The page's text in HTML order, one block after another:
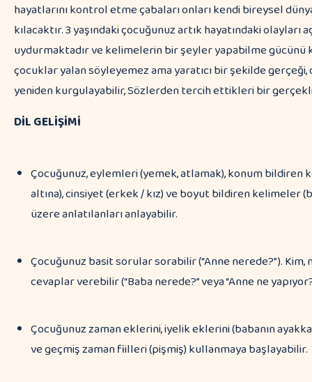
hayatlarını kontrol etme çabaları onları kendi bireysel
kılacaktır. 3 yaşındaki çocuğunuz artık hayatındaki
uydurmaktadır ve kelimelerin bir şeyler yapabilme gücünü
çocuklar yalan söyleyemez ama yaratıcı bir şekilde gerçeği,
yeniden kurgulayabilir, Sözlerden tercih ettikleri bir
DİL GELİŞİMİ
Çocuğunuz, eylemleri (yemek, atlamak), konum bildiren
altına), cinsiyet (erkek / kız) ve boyut bildiren kelimeler
üzere anlatılanları anlayabilir.
Çocuğunuz basit sorular sorabilir (“Anne nerede?”).
cevaplar verebilir (“Baba nerede?” veya “Anne ne
Çocuğunuz zaman eklerini, iyelik eklerini (babanın
ve geçmiş zaman fiilleri (pişmiş) kullanmaya başlayabilir.